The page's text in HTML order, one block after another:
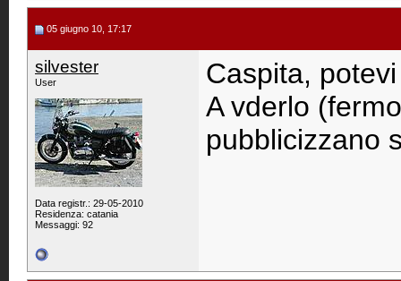
05 giugno 10, 17:17
silvester
User
Data registr.: 29-05-2010
Residenza: catania
Messaggi: 92
Caspita,
A vderlo
pubblicizzano